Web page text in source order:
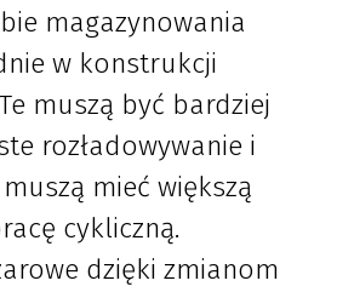
magazynowania
w konstrukcji
muszą być bardziej
rozładowywanie i
mieć większą
cykliczną.
dzięki zmianom